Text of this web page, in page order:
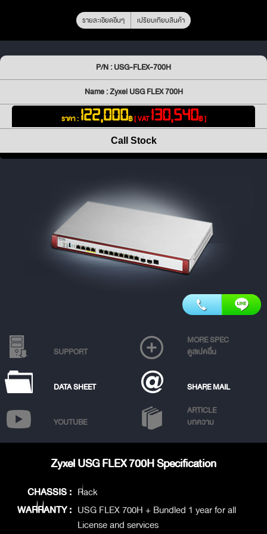
รายละเอียดอื่นๆ เปรียบเทียบสินค้า
P/N : USG-FLEX-700H
Name : Zyxel USG FLEX 700H
ราคา : 122,000฿[ VAT130,540฿ ]
Call Stock
SUPPORT
MORE SPEC
ดูสเปคอื่น
DATA SHEET SHARE MAIL
YOUTUBE
ARTICLE
บทความ
Zyxel USG FLEX 700H Specification
CHASSIS : Rack
WARRANTY : USG FLEX 700H + Bundled 1 year for all
License and services